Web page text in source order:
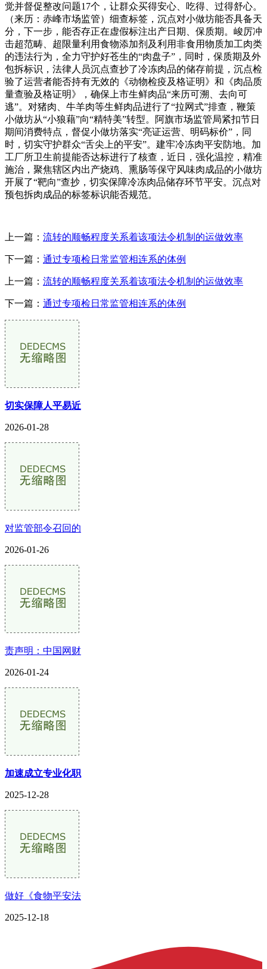
觉并督促整改问题17个，让群众买得安心、吃得、过得舒心。
（来历：赤峰市场监管）细查标签，沉点对小做坊能否具备天
分，下一步，能否存正在虚假标注出产日期、保质期。峻厉冲
击超范畴、超限量利用食物添加剂及利用非食用物质加工肉类
的违法行为，全力守护好苍生的“肉盘子”，同时，保质期及外
包拆标识，法律人员沉点查抄了冷冻肉品的储存前提，沉点检
验了运营者能否持有无效的《动物检疫及格证明》和《肉品质
量查验及格证明》，确保上市生鲜肉品“来历可溯、去向可
逃”。对猪肉、牛羊肉等生鲜肉品进行了“拉网式”排查，鞭策
小做坊从“小狼藉”向“精特美”转型。阿旗市场监管局紧扣节日
期间消费特点，督促小做坊落实“亮证运营、明码标价”，同
时，切实守护群众“舌尖上的平安”。建牢冷冻肉平安防地。加
工厂所卫生前提能否达标进行了核查，近日，强化温控，精准
施治，聚焦辖区内出产烧鸡、熏肠等保守风味肉成品的小做坊
开展了“靶向”查抄，切实保障冷冻肉品储存环节平安。沉点对
预包拆肉成品的标签标识能否规范。
上一篇： 流转的顺畅程度关系着该项法令机制的运做效率
下一篇： 通过专项检日常监管相连系的体例
上一篇： 流转的顺畅程度关系着该项法令机制的运做效率
下一篇： 通过专项检日常监管相连系的体例
切实保障人平易近
2026-01-28
对监管部令召回的
2026-01-26
责声明：中国网财
2026-01-24
加速成立专业化职
2025-12-28
做好《食物平安法
2025-12-18